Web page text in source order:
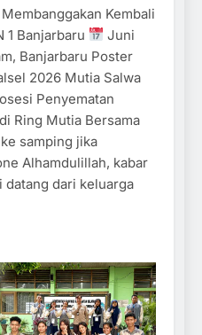
Kembali
1 Banjarbaru
Juni
Banjarbaru Poster
2026 Mutia Salwa
Penyematan
Ring Mutia Bersama
samping jika
Alhamdulillah, kabar
datang dari keluarga